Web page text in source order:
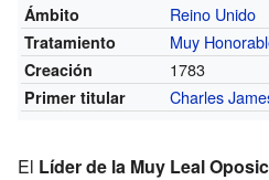
Ámbito Reino Unido
Tratamiento Muy
Creación 1783
Primer titular Charles
El Líder de la Muy Leal